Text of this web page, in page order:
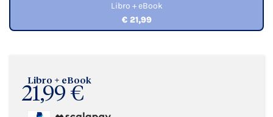
Libro + eBook
21,99 €
Libro + eBook
€ 21,99